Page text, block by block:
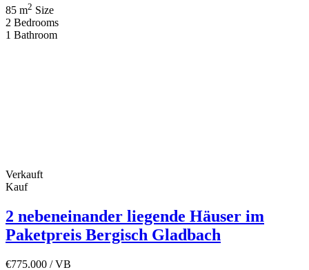
85 m2 Size
2 Bedrooms
1 Bathroom
Verkauft
Kauf
2 nebeneinander liegende Häuser im
Paketpreis Bergisch Gladbach
€775.000 / VB